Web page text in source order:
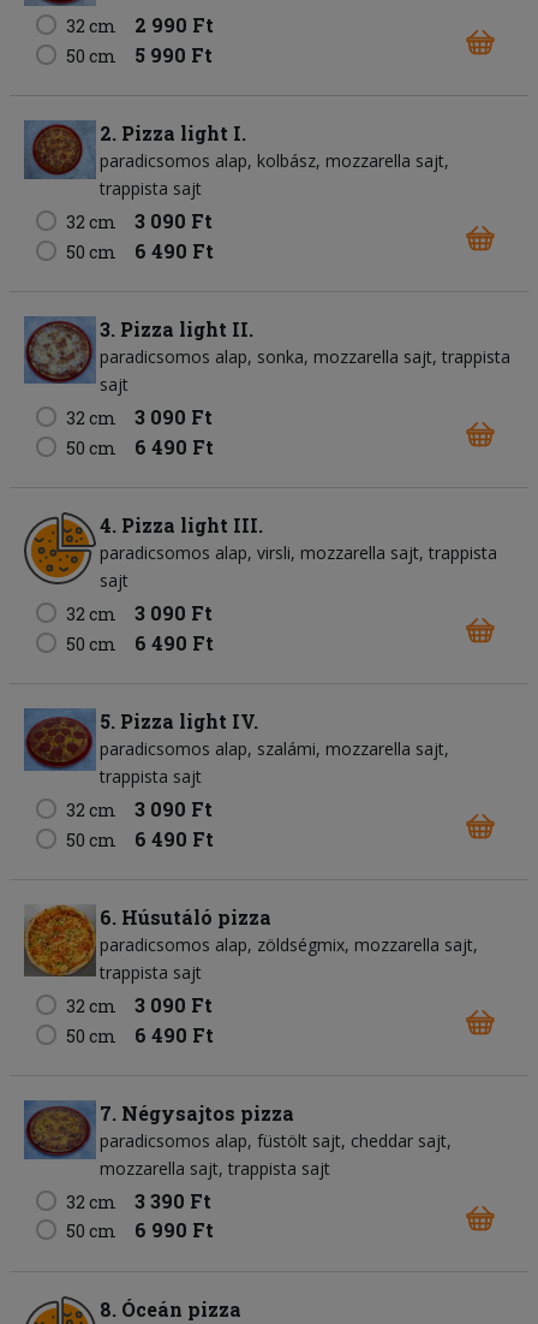
32 cm 2 990 Ft
50 cm 5 990 Ft
2. Pizza light I.
paradicsomos alap kolbász mozzarella sajt
trappista sajt
32 cm
3 090 Ft
50 cm 6 490 Ft
3. Pizza light II.
paradicsomos alap sonka mozzarella sajt trappista
sajt
32 cm
3 090 Ft
50 cm 6 490 Ft
4. Pizza light III.
paradicsomos alap virsli mozzarella sajt trappista
sajt
32 cm
3 090 Ft
50 cm 6 490 Ft
5. Pizza light IV.
paradicsomos alap szalámi mozzarella sajt
trappista sajt
32 cm
3 090 Ft
50 cm 6 490 Ft
6. Húsutáló pizza
paradicsomos alap zöldségmix mozzarella sajt
trappista sajt
32 cm
3 090 Ft
50 cm 6 490 Ft
7. Négysajtos pizza
paradicsomos alap füstölt sajt cheddar sajt
mozzarella sajt trappista sajt
32 cm
3 390 Ft
50 cm 6 990 Ft
8. Óceán pizza